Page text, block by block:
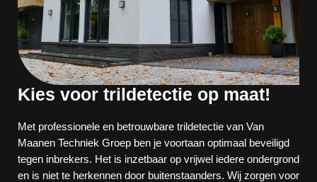
Kies voor trildetectie op maat!
Met professionele en betrouwbare trildetectie van Van
Maanen Techniek Groep ben je voortaan optimaal beveiligd
tegen inbrekers. Het is inzetbaar op vrijwel iedere ondergrond
en is niet te herkennen door buitenstaanders. Wij zorgen voor